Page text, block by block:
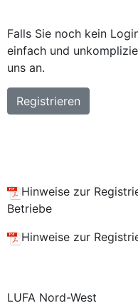
Falls Sie noch kein
einfach und
uns an.
Registrieren
Hinweise zur
Betriebe
Hinweise zur
LUFA Nord-West